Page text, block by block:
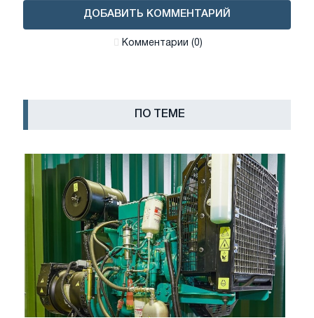
ДОБАВИТЬ КОММЕНТАРИЙ
Комментарии (0)
ПО ТЕМЕ